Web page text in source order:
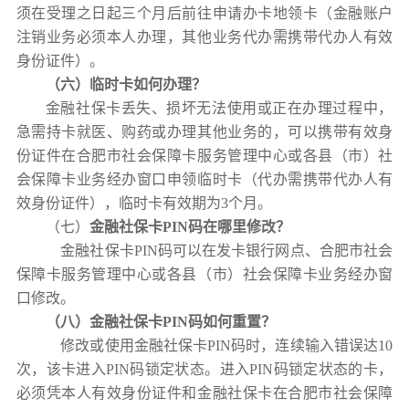
须在受理之日起三个月后前往申请办卡地领卡（金融账户
注销业务必须本人办理，其他业务代办需携带代办人有效
身份证件）。
（六）临时卡如何办理？
金融社保卡丢失、损坏无法使用或正在办理过程中，
急需持卡就医、购药或办理其他业务的，可以携带有效身
份证件在合肥市社会保障卡服务管理中心或各县（市）社
会保障卡业务经办窗口申领临时卡 （代办需携带代办人有
效身份证件），临时卡有效期为3个月。
（七） 金融社保卡PIN码在哪里修改？
金融社保卡PIN码可以在发卡银行网点、合肥市社会
保障卡服务管理中心或各县（市）社会保障卡业务经办窗
口修改。
（八） 金融社保卡PIN码如何重置？
修改或使用金融社保卡PIN码时，连续输入错误达10
次，该卡进入PIN码锁定状态。进入PIN码锁定状态的卡，
必须凭本人有效身份证件和金融社保卡在合肥市社会保障